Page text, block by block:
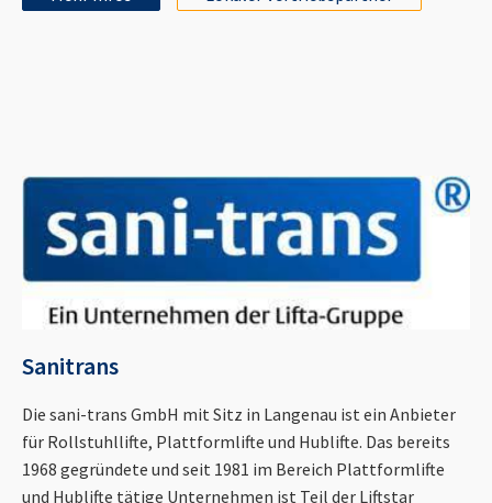
Sanitrans
Die sani-trans GmbH mit Sitz in Langenau ist ein Anbieter
für Rollstuhllifte, Plattformlifte und Hublifte. Das bereits
1968 gegründete und seit 1981 im Bereich Plattformlifte
und Hublifte tätige Unternehmen ist Teil der Liftstar